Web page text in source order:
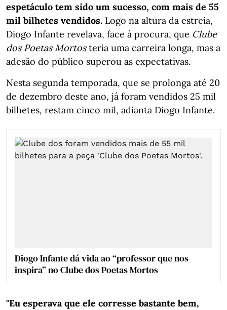
espetáculo tem sido um sucesso, com mais de 55
mil bilhetes vendidos. Logo na altura da estreia,
Diogo Infante revelava, face à procura, que Clube
dos Poetas Mortosteria uma carreira longa, mas a
adesão do público superou as expectativas.
Nesta segunda temporada, que se prolonga até 20
de dezembro deste ano, já foram vendidos 25 mil
bilhetes, restam cinco mil, adianta Diogo Infante.
Diogo Infante dá vida ao “professor que nos
inspira” no Clube dos Poetas Mortos
"Eu esperava que ele corresse bastante bem,